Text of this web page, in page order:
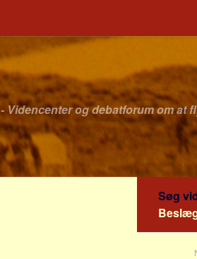
- Videncenter og debatforum om at
Søg